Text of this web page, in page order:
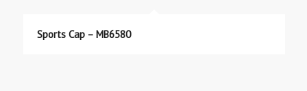
Sports Cap – MB6580